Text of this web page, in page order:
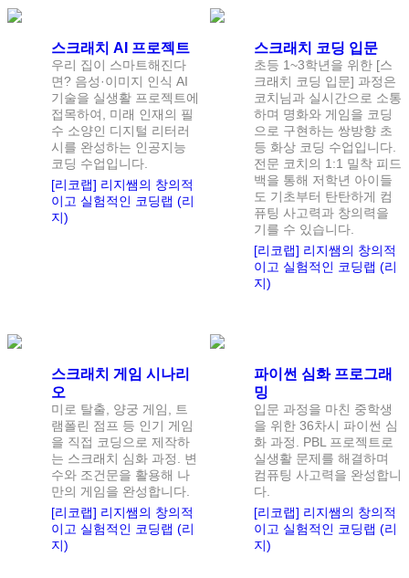
스크래치 AI 프로젝트
우리 집이 스마트해진다
면? 음성·이미지 인식 AI
기술을 실생활 프로젝트에
접목하여, 미래 인재의 필
수 소양인 디지털 리터러
시를 완성하는 인공지능
코딩 수업입니다.
[리코랩] 리지쌤의 창의적
이고 실험적인 코딩랩 (리
지)
스크래치 코딩 입문
초등 1~3학년을 위한 [스
크래치 코딩 입문] 과정은
코치님과 실시간으로 소통
하며 명화와 게임을 코딩
으로 구현하는 쌍방향 초
등 화상 코딩 수업입니다.
전문 코치의 1:1 밀착 피드
백을 통해 저학년 아이들
도 기초부터 탄탄하게 컴
퓨팅 사고력과 창의력을
기를 수 있습니다.
[리코랩] 리지쌤의 창의적
이고 실험적인 코딩랩 (리
지)
스크래치 게임 시나리
오
미로 탈출, 양궁 게임, 트
램폴린 점프 등 인기 게임
을 직접 코딩으로 제작하
는 스크래치 심화 과정. 변
수와 조건문을 활용해 나
만의 게임을 완성합니다.
[리코랩] 리지쌤의 창의적
이고 실험적인 코딩랩 (리
지)
파이썬 심화 프로그래
밍
입문 과정을 마친 중학생
을 위한 36차시 파이썬 심
화 과정. PBL 프로젝트로
실생활 문제를 해결하며
컴퓨팅 사고력을 완성합니
다.
[리코랩] 리지쌤의 창의적
이고 실험적인 코딩랩 (리
지)